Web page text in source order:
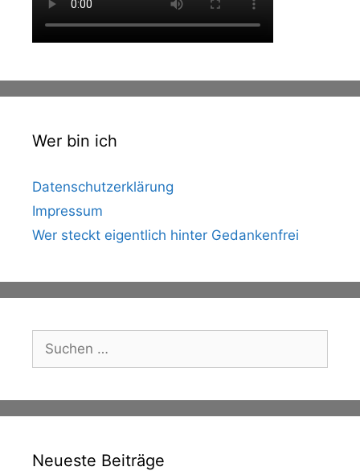
Wer bin ich
Datenschutzerklärung
Impressum
Wer steckt eigentlich hinter Gedankenfrei
Suche
nach:
Neueste Beiträge